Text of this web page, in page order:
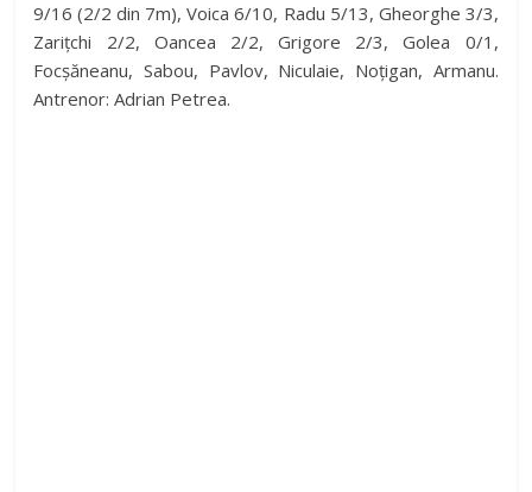
9/16 (2/2 din 7m), Voica 6/10, Radu 5/13, Gheorghe 3/3,
Zarițchi 2/2, Oancea 2/2, Grigore 2/3, Golea 0/1,
Focșăneanu, Sabou, Pavlov, Niculaie, Noțigan, Armanu.
Antrenor: Adrian Petrea.